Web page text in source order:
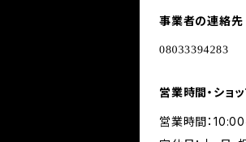
事業者の連絡先
営業時間・ショ
営業時間：